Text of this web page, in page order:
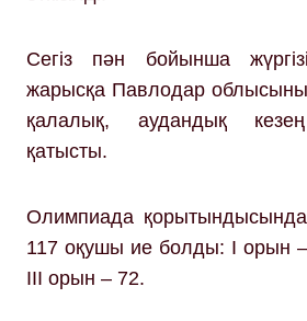
Сегіз пән бойынша
жарысқа Павлодар
қалалық, аудандық
қатысты.
Олимпиада
117 оқушы ие болды: І орын
ІІІ орын – 72.